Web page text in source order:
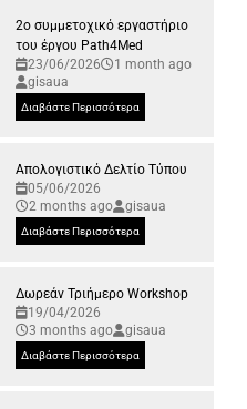
2ο συμμετοχικό εργαστήριο
του έργου Path4Med
23/06/2026
1 month ago
gisaua
Διαβάστε Περισσότερα
Απολογιστικό Δελτίο Τύπου
05/06/2026
2 months ago
gisaua
Διαβάστε Περισσότερα
Δωρεάν Τριήμερο Workshop
19/04/2026
3 months ago
gisaua
Διαβάστε Περισσότερα